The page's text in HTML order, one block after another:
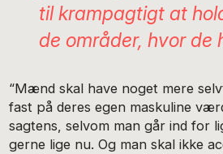
til krampagtigt at
de områder, hvor de
“Mænd skal have noget mere
fast på deres egen maskuline
sagtens, selvom man går ind for
gerne lige nu. Og man skal ikke